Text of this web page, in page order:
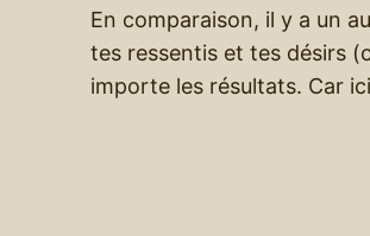
En comparaison, il y a un
tes ressentis et tes désirs
importe les résultats. Car